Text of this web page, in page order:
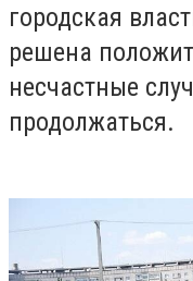
городская
решена
несчастные
продолжаться.